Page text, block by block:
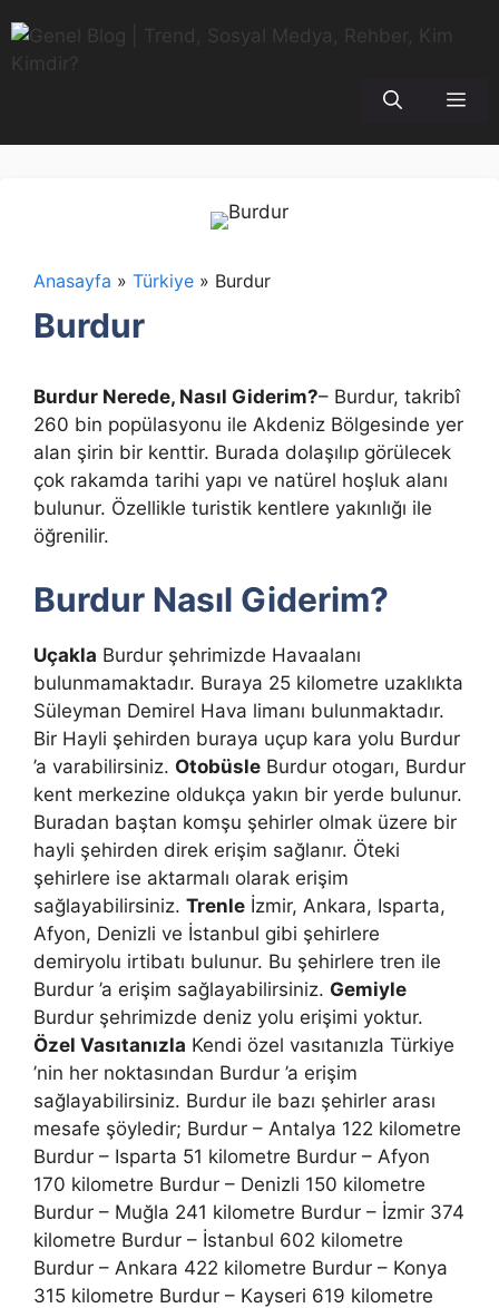
atla
Anasayfa » Türkiye » Burdur
Burdur
Burdur Nerede, Nasıl Giderim?– Burdur, takribî
260 bin popülasyonu ile Akdeniz Bölgesinde yer
alan şirin bir kenttir. Burada dolaşılıp görülecek
çok rakamda tarihi yapı ve natürel hoşluk alanı
bulunur. Özellikle turistik kentlere yakınlığı ile
öğrenilir.
Burdur Nasıl Giderim?
Uçakla Burdur şehrimizde Havaalanı
bulunmamaktadır. Buraya 25 kilometre uzaklıkta
Süleyman Demirel Hava limanı bulunmaktadır.
Bir Hayli şehirden buraya uçup kara yolu Burdur
’a varabilirsiniz. Otobüsle Burdur otogarı, Burdur
kent merkezine oldukça yakın bir yerde bulunur.
Buradan baştan komşu şehirler olmak üzere bir
hayli şehirden direk erişim sağlanır. Öteki
şehirlere ise aktarmalı olarak erişim
sağlayabilirsiniz. Trenle İzmir, Ankara, Isparta,
Afyon, Denizli ve İstanbul gibi şehirlere
demiryolu irtibatı bulunur. Bu şehirlere tren ile
Burdur ’a erişim sağlayabilirsiniz. Gemiyle
Burdur şehrimizde deniz yolu erişimi yoktur.
Özel Vasıtanızla Kendi özel vasıtanızla Türkiye
’nin her noktasından Burdur ’a erişim
sağlayabilirsiniz. Burdur ile bazı şehirler arası
mesafe şöyledir; Burdur – Antalya 122 kilometre
Burdur – Isparta 51 kilometre Burdur – Afyon
170 kilometre Burdur – Denizli 150 kilometre
Burdur – Muğla 241 kilometre Burdur – İzmir 374
kilometre Burdur – İstanbul 602 kilometre
Burdur – Ankara 422 kilometre Burdur – Konya
315 kilometre Burdur – Kayseri 619 kilometre